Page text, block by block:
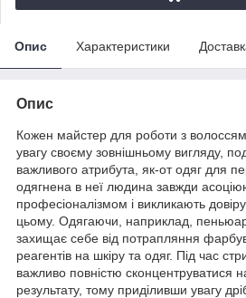
Опис Характеристики
Опис
Кожен майстер для роботи з
увагу своєму зовнішньому вигляду,
важливого атрибута, як-от одяг для
одягнена в неї людина завжди
професіоналізмом і викликають
цьому. Одягаючи, наприклад, пеньюар
захищає себе від потрапляння
реагентів на шкіру та одяг. Під час
важливо повністю сконцентруватися
результату, тому приділивши увагу